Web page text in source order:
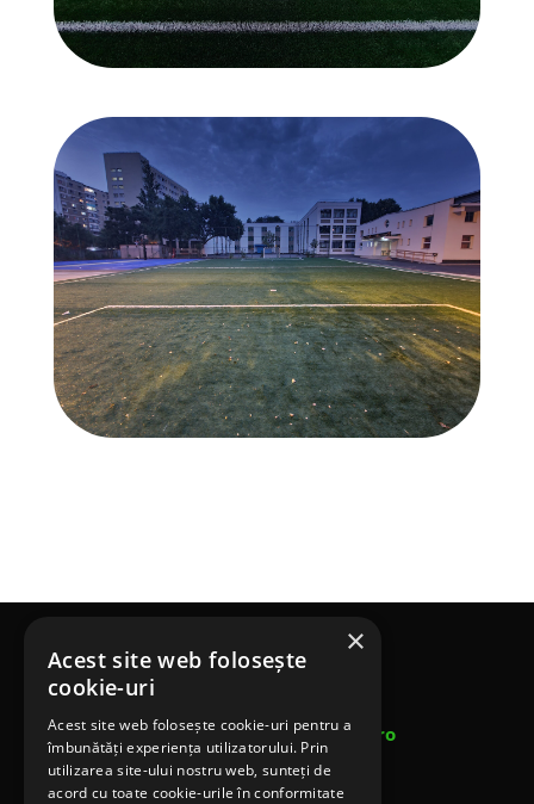
Terenuri Sportive SRL
Telefon: 0753 453 643
Email: contact@terenurisportivesrl.ro
×
Acest site web folosește
cookie-uri
Acest site web folosește cookie-uri pentru a
îmbunătăți experiența utilizatorului. Prin
utilizarea site-ului nostru web, sunteți de
acord cu toate cookie-urile în conformitate